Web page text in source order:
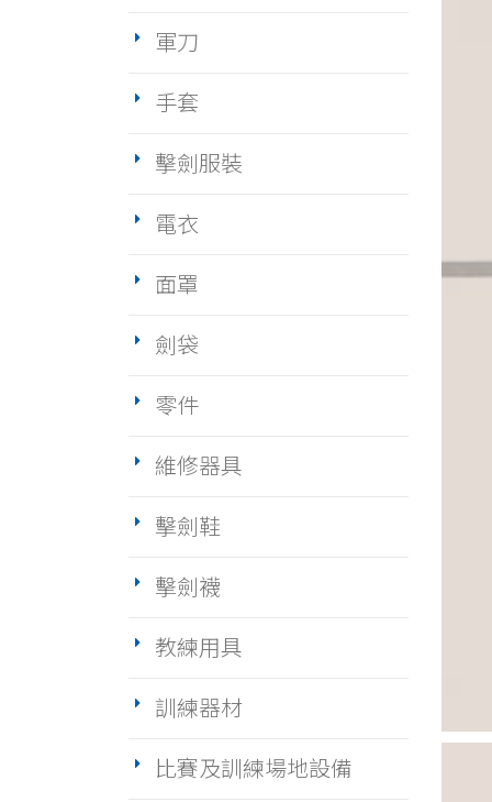
軍刀
手套
擊劍服裝
電衣
面罩
劍袋
零件
維修器具
擊劍鞋
擊劍襪
教練用具
訓練器材
比賽及訓練場地設備